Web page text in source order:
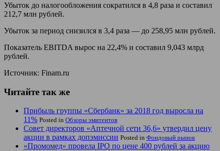
Убыток до налогообложения сократился в 4,8 раза и составил
212,7 млн рублей.
Убыток за период снизился в 3,4 раза — до 258,95 млн рублей.
Показатель EBITDA вырос на 22,4% и составил 9,043 млрд
рублей.
Источник: Finam.ru
Читайте так же
Прибыль группы «Сбербанк» за 2018 год выросла на
11% Posted in Обзоры эмитентов
Совет директоров «Аптечной сети 36,6» утвердил цену
акции в рамках допэмиссии Posted in Фондовый рынок
«Промомед» провела IPO по цене 400 рублей за акцию